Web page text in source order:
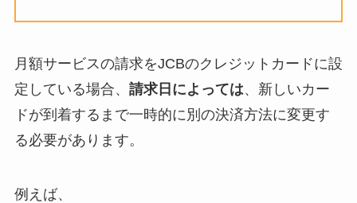
月額サービスの請求をJCBのクレジットカードに設
定している場合、 請求日によっては、新しいカー
ドが到着するまで一時的に別の決済方法に変更す
る必要があります。
例えば、